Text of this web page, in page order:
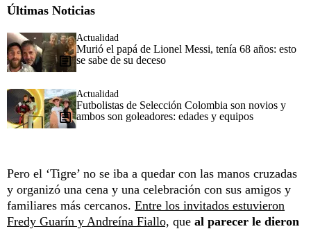
Últimas Noticias
Actualidad
Murió el papá de Lionel Messi, tenía 68 años: esto
se sabe de su deceso
Actualidad
Futbolistas de Selección Colombia son novios y
ambos son goleadores: edades y equipos
Pero el ‘Tigre’ no se iba a quedar con las manos cruzadas
y organizó una cena y una celebración con sus amigos y
familiares más cercanos. Entre los invitados estuvieron
Fredy Guarín y Andreína Fiallo, que al parecer le dieron